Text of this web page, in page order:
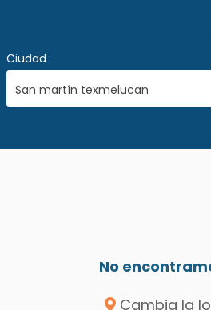
Ciudad
San martín texmelucan
No
Cambia la